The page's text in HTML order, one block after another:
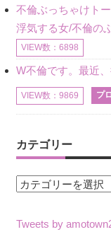
浮気する女/不倫の
VIEW数：6898
VIEW数：9869 プ
カテゴリー
カ
ゴ
Tweets by